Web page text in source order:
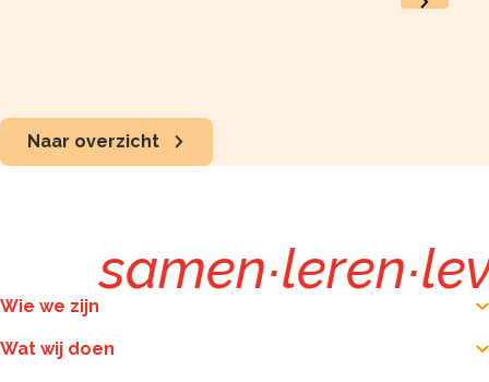
Naar overzicht
samen∙leren∙
Wie we zijn
Wat wij doen